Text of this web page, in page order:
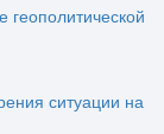
ситуации на